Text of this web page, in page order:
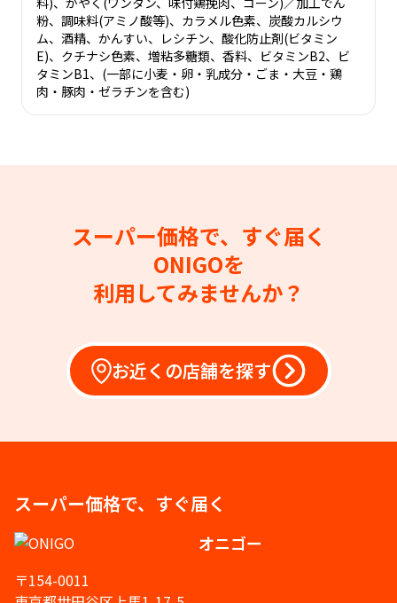
粉、調味料(アミノ酸等)、カラメル色素、炭酸カルシウ
ム、酒精、かんすい、レシチン、酸化防止剤(ビタミン
E)、クチナシ色素、増粘多糖類、香料、ビタミンB2、ビ
タミンB1、(一部に小麦・卵・乳成分・ごま・大豆・鶏
肉・豚肉・ゼラチンを含む)
スーパー価格で、すぐ届く
ONIGOを
利用してみませんか？
お近くの店舗を探す
スーパー価格で、すぐ届く
オニゴー
〒154-0011